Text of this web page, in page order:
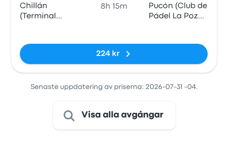
Chillán
(Terminal
8h 15m
Pucón (Club de
Pádel La Poza
224 kr
Senaste uppdatering av priserna: 2026-07-31 -04.
Visa alla avgångar